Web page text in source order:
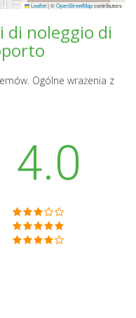
Leaflet|©OpenStreetMapcontributors
di noleggio di
Ogólne wrażenia z
4.0